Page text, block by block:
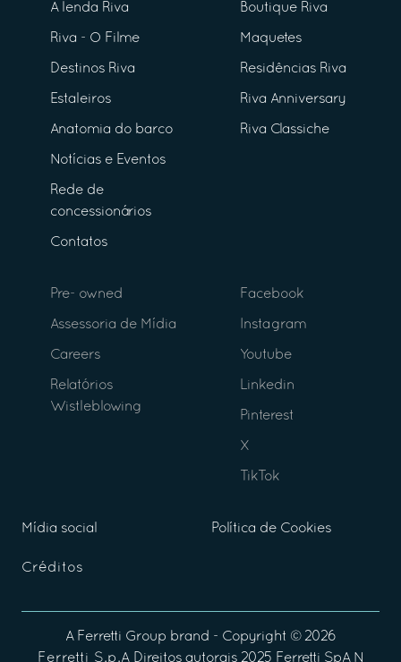
A lenda Riva
Riva - O Filme
Destinos Riva
Estaleiros
Anatomia do barco
Notícias e Eventos
Rede de
concessionários
Contatos
Boutique Riva
Maquetes
Residências Riva
Riva Anniversary
Riva Classiche
Pre- owned
Assessoria de Mídia
Careers
Relatórios
Wistleblowing
Facebook
Instagram
Youtube
Linkedin
Pinterest
X
TikTok
Mídia social Política de Cookies
Créditos
A Ferretti Group brand - Copyright © 2026
Ferretti S.p.A Direitos autorais 2025 Ferretti SpA N